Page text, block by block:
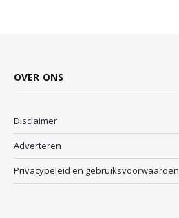
OVER ONS
Disclaimer
Adverteren
Privacybeleid en gebruiksvoorwaarden